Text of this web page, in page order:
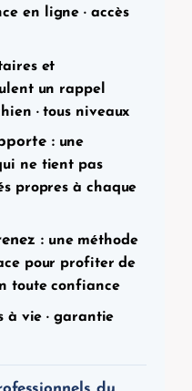
en ligne · accès
et
un rappel
· tous niveaux
:une
ne tient pas
propres à chaque
:une méthode
pour profiter de
toute confiance
à vie · garantie